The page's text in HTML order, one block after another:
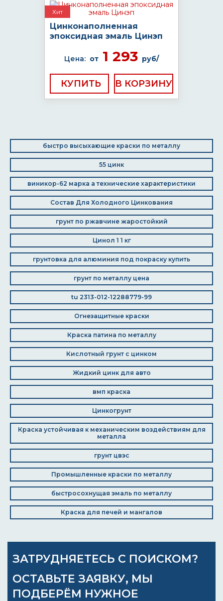
Хит
Цинконаполненная
эпоксидная эмаль Цинэп
Цена: от 1 293 руб/
КУПИТЬ
быстро высыхающие краски по металлу
55 цинк
виникор-62 марка а технические характеристики
Состав Для Холодного Цинкования
грунт по ржавчине жаростойкий
Цинол 1 1 кг
грунтовка для алюминия под покраску купить
грунт по металлу цена
tu 2313-012-12288779-99
Огнезащитные краски
Краска патина по металлу
Кислотный грунт с цинком
Жидкий цинк для авто
вмп краска
Цинкогрунт
Краска устойчивая к механическим воздействиям для
металла
грунт цвэс
Промышленные краски по металлу
быстросохнущая эмаль по металлу
Краска для печей и мангалов
ЗАТРУДНЯЕТЕСЬ С ПОИСКОМ?
ОСТАВЬТЕ ЗАЯВКУ, МЫ
ПОДБЕРЁМ НУЖНОЕ